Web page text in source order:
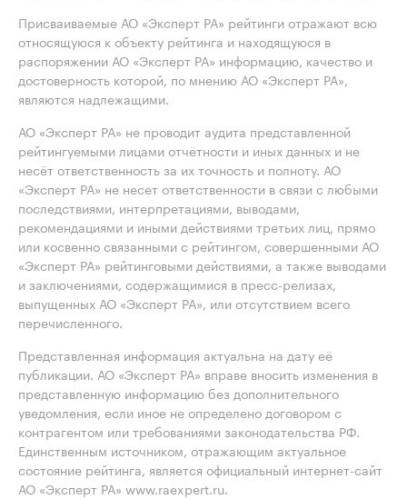
Присваиваемые АО «Эксперт РА» рейтинги отражают всю
относящуюся к объекту рейтинга и находящуюся в
распоряжении АО «Эксперт РА» информацию, качество и
достоверность которой, по мнению АО «Эксперт РА»,
являются надлежащими.
АО «Эксперт РА» не проводит аудита представленной
рейтингуемыми лицами отчётности и иных данных и не
несёт ответственность за их точность и полноту. АО
«Эксперт РА» не несет ответственности в связи с любыми
последствиями, интерпретациями, выводами,
рекомендациями и иными действиями третьих лиц, прямо
или косвенно связанными с рейтингом, совершенными АО
«Эксперт РА» рейтинговыми действиями, а также выводами
и заключениями, содержащимися в пресс-релизах,
выпущенных АО «Эксперт РА», или отсутствием всего
перечисленного.
Представленная информация актуальна на дату её
публикации. АО «Эксперт РА» вправе вносить изменения в
представленную информацию без дополнительного
уведомления, если иное не определено договором с
контрагентом или требованиями законодательства РФ.
Единственным источником, отражающим актуальное
состояние рейтинга, является официальный интернет-сайт
АО «Эксперт РА» www.raexpert.ru.